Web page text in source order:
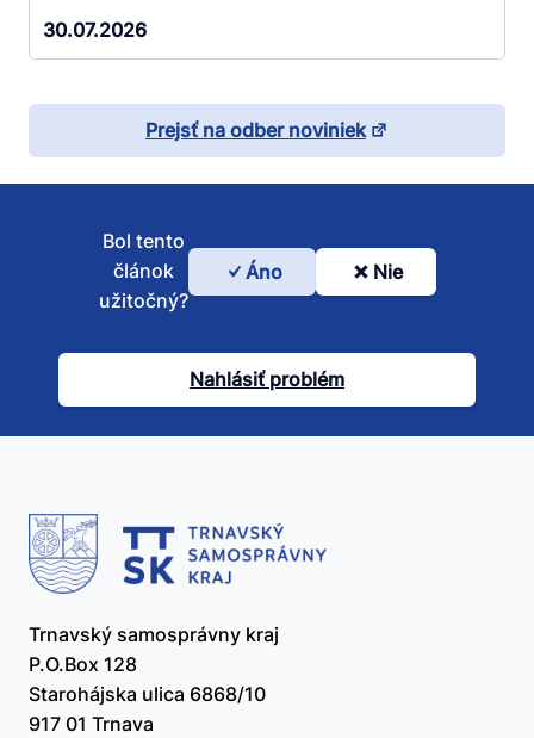
30.07.2026
Prejsť na odber noviniek
Bol
článok
užitočný?
Bol tento
článok
užitočný?
Áno Nie
Nahlásiť problém
Trnavský samosprávny kraj
P.O.Box 128
Starohájska ulica 6868/10
917 01 Trnava